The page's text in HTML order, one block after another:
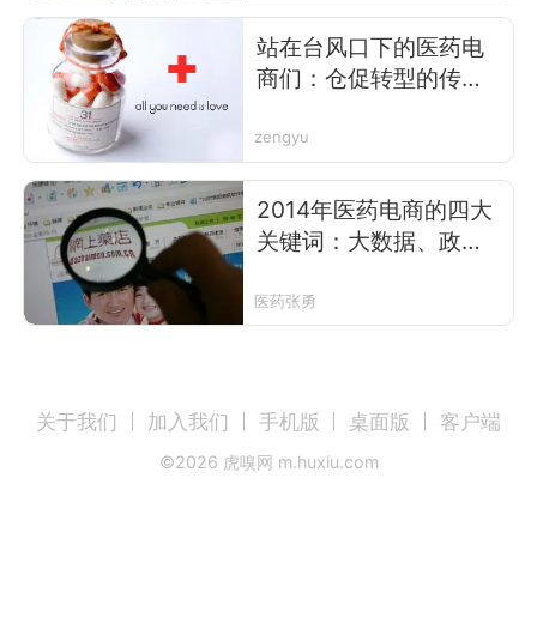
站在台风口下的医药电
商们：仓促转型的传统
家
zengyu
2014年医药电商的四大
关键词：大数据、政策
供应链
医药张勇
关于我们 加入我们 手机版 桌面版 客户端
©2026 虎嗅网 m.huxiu.com